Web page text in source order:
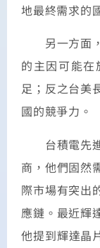
地最終需求的
另一方面，
的主因可能
足；反之台美
國的競爭力。
台積電先進
商，他們固然
際市場有突出
應鏈。最近輝
他提到輝達晶